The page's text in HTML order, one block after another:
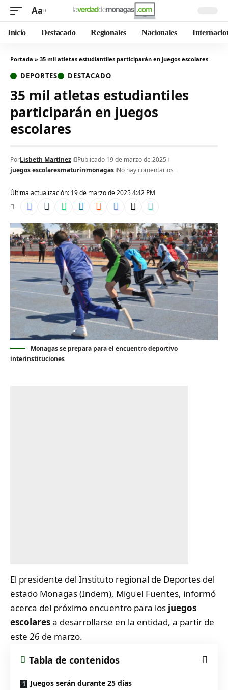
Aa
Inicio Destacado Regionales Nacionales
Portada » 35 mil atletas estudiantiles participarán en juegos escolares
DEPORTES DESTACADO
35 mil atletas estudiantiles
participarán en juegos
escolares
Última actualización: 19 de marzo de 2025 4:42 PM
PorLisbeth Martínez
Publicado 19 de marzo de 2025
juegos escolaresmaturinmonagas No hay comentarios
Monagas se prepara para el encuentro deportivo
interinstituciones
El presidente del Instituto regional de Deportes del
estado Monagas (Indem), Miguel Fuentes, informó
acerca del próximo encuentro para los juegos
escolaresa desarrollarse en la entidad, a partir de
este 26 de marzo.
Tabla de contenidos
Juegos serán durante 25 días